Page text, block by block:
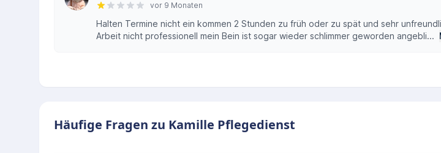
vor 9 Monaten
Halten Termine nicht ein kommen 2 Stunden zu früh oder zu spät und sehr
Arbeit nicht professionell mein Bein ist sogar wieder schlimmer geworden angebli...
Häufige Fragen zu Kamille Pflegedienst